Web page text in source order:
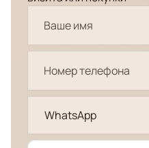
WhatsApp